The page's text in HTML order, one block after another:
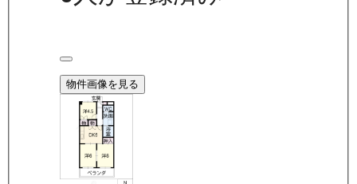
物件画像を見る